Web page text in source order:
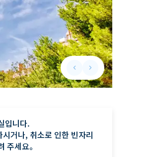
keyboard_arrow_leftPrevious slide
keyboard_arrow_rightNext slide
입니다.
거나, 취소로 인한 빈자리
주세요。